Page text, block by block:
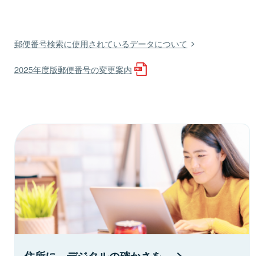
郵便番号検索に使用されているデータについて
2025年度版郵便番号の変更案内